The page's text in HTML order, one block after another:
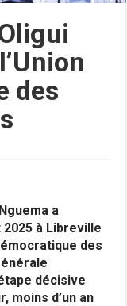
des
a
à Libreville
des
décisive
moins d’un an